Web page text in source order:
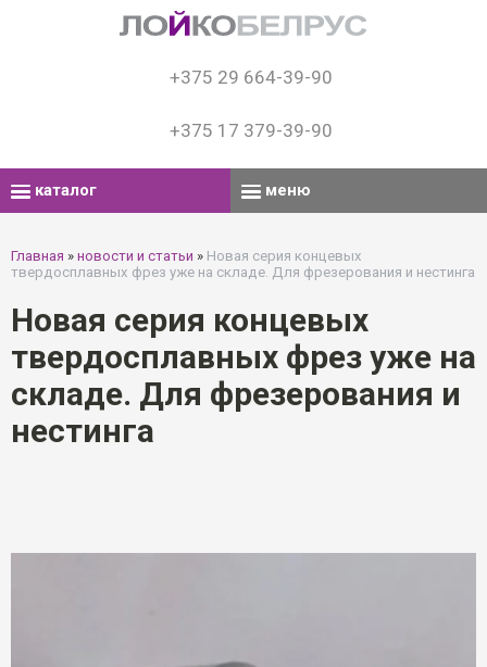
+375 29 664-39-90
+375 17 379-39-90
каталог меню
Главная » новости и статьи » Новая серия концевых
твердосплавных фрез уже на складе. Для фрезерования и нестинга
Новая серия концевых
твердосплавных фрез уже на
складе. Для фрезерования и
нестинга